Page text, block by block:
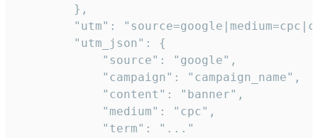
        },
"utm":
        "utm_json": {
            "source": "google",
            "campaign": "campaign_name",
            "content": "banner",
            "medium": "cpc",
            "term": "..."